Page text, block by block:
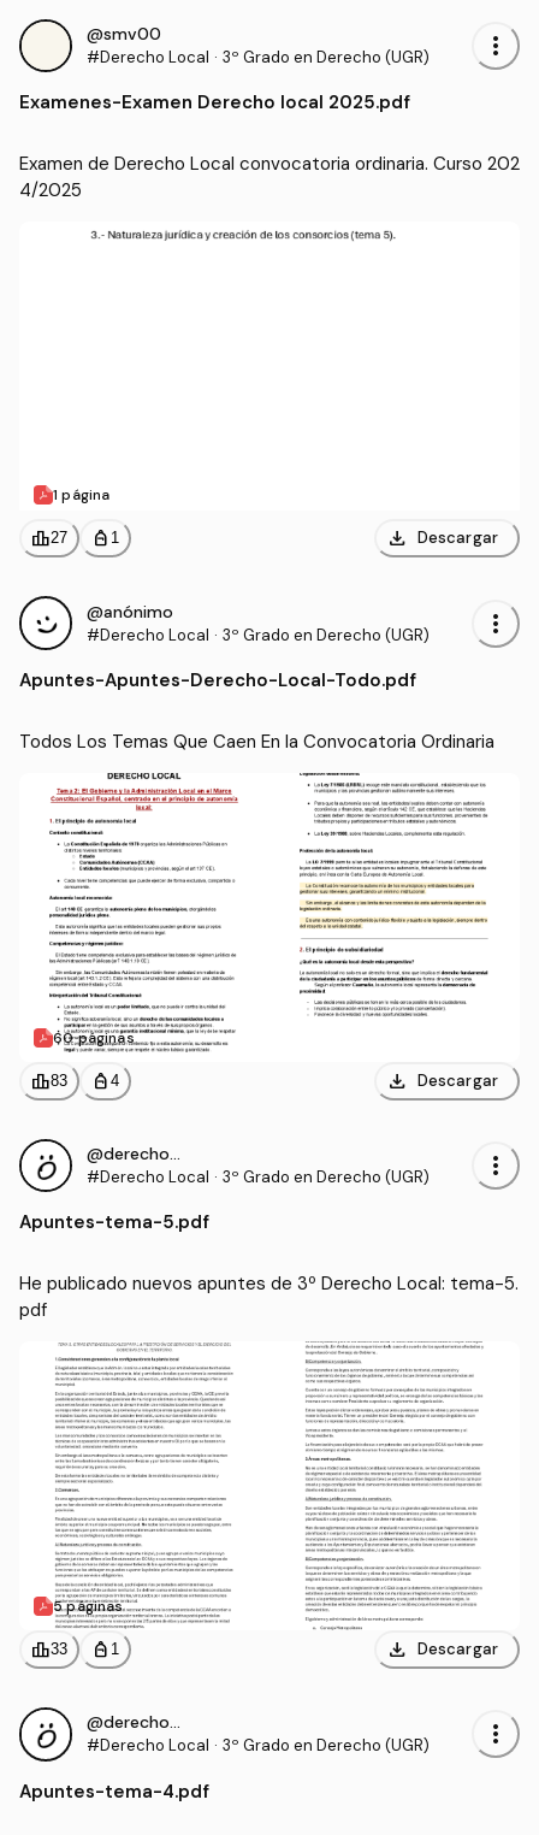
@smv00
#Derecho Local · 3º Grado en Derecho (UGR) more_vert
Examenes-Examen Derecho local 2025.pdf
Examen de Derecho Local convocatoria ordinaria. Curso 202
4/2025
1 página
leaderboard27 personal_bag 1 download Descargar
@anónimo
#Derecho Local · 3º Grado en Derecho (UGR) more_vert
Apuntes-Apuntes-Derecho-Local-Todo.pdf
Todos Los Temas Que Caen En la Convocatoria Ordinaria
60 páginas
leaderboard83 personal_bag 4 download Descargar
@derecho_2003
#Derecho Local · 3º Grado en Derecho (UGR) more_vert
Apuntes-tema-5.pdf
He publicado nuevos apuntes de 3º Derecho Local: tema-5.
pdf
5 páginas
leaderboard33 personal_bag 1 download Descargar
@derecho_2003
#Derecho Local · 3º Grado en Derecho (UGR) more_vert
Apuntes-tema-4.pdf